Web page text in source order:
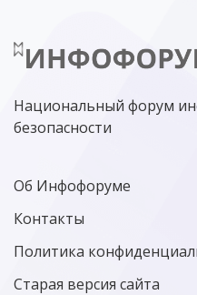
Национальный форум
безопасности
Об Инфофоруме
Контакты
Политика
Старая версия сайта